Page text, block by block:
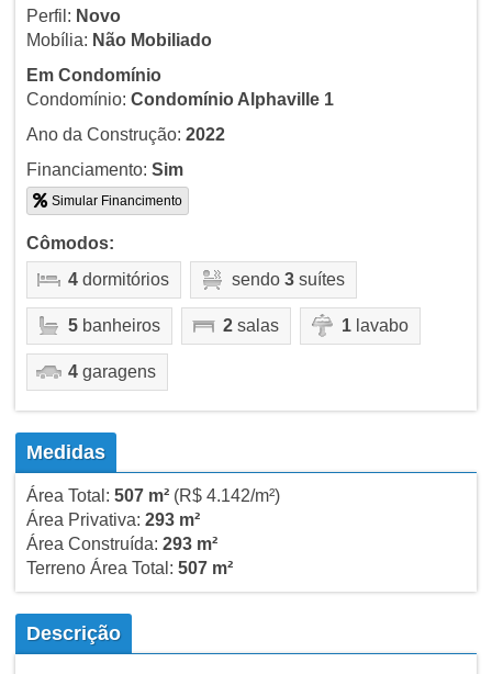
Perfil: Novo
Mobília: Não Mobiliado
Em Condomínio
Condomínio: Condomínio Alphaville 1
Ano da Construção: 2022
Financiamento: Sim
Simular Financimento
Cômodos:
4dormitórios sendo 3suítes
5banheiros 2salas 1lavabo
4garagens
Medidas
Área Total: 507 m²(R$ 4.142/m²)
Área Privativa: 293 m²
Área Construída: 293 m²
Terreno Área Total: 507 m²
Descrição